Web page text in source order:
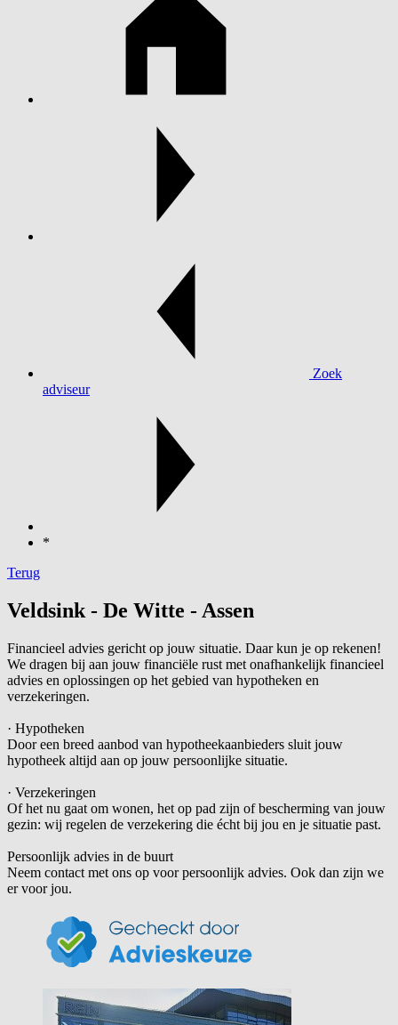
Zoek
adviseur
*
Terug
Veldsink - De Witte - Assen
Financieel advies gericht op jouw situatie. Daar kun je op rekenen!
We dragen bij aan jouw financiële rust met onafhankelijk financieel
advies en oplossingen op het gebied van hypotheken en
verzekeringen.
· Hypotheken
Door een breed aanbod van hypotheekaanbieders sluit jouw
hypotheek altijd aan op jouw persoonlijke situatie.
· Verzekeringen
Of het nu gaat om wonen, het op pad zijn of bescherming van jouw
gezin: wij regelen de verzekering die écht bij jou en je situatie past.
Persoonlijk advies in de buurt
Neem contact met ons op voor persoonlijk advies. Ook dan zijn we
er voor jou.